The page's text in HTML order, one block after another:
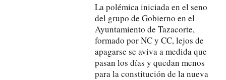
La polémica iniciada en el seno
del grupo de Gobierno en el
Ayuntamiento de Tazacorte,
formado por NC y CC, lejos de
apagarse se aviva a medida que
pasan los días y quedan menos
para la constitución de la nueva